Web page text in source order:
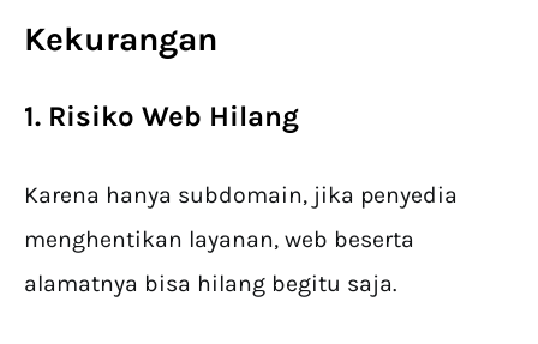
Kekurangan
1. Risiko Web Hilang
Karena hanya subdomain, jika penyedia
menghentikan layanan, web beserta
alamatnya bisa hilang begitu saja.